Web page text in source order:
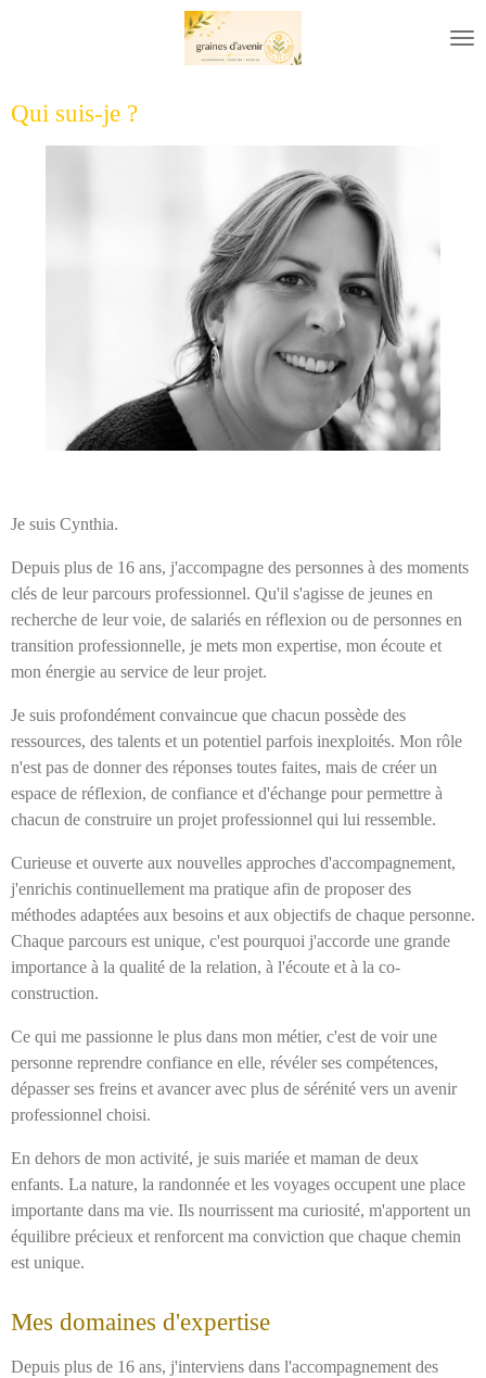
principal
Qui suis-je ?
Je suis Cynthia.
Depuis plus de 16 ans, j'accompagne des personnes à des moments
clés de leur parcours professionnel. Qu'il s'agisse de jeunes en
recherche de leur voie, de salariés en réflexion ou de personnes en
transition professionnelle, je mets mon expertise, mon écoute et
mon énergie au service de leur projet.
Je suis profondément convaincue que chacun possède des
ressources, des talents et un potentiel parfois inexploités. Mon rôle
n'est pas de donner des réponses toutes faites, mais de créer un
espace de réflexion, de confiance et d'échange pour permettre à
chacun de construire un projet professionnel qui lui ressemble.
Curieuse et ouverte aux nouvelles approches d'accompagnement,
j'enrichis continuellement ma pratique afin de proposer des
méthodes adaptées aux besoins et aux objectifs de chaque personne.
Chaque parcours est unique, c'est pourquoi j'accorde une grande
importance à la qualité de la relation, à l'écoute et à la co-
construction.
Ce qui me passionne le plus dans mon métier, c'est de voir une
personne reprendre confiance en elle, révéler ses compétences,
dépasser ses freins et avancer avec plus de sérénité vers un avenir
professionnel choisi.
En dehors de mon activité, je suis mariée et maman de deux
enfants. La nature, la randonnée et les voyages occupent une place
importante dans ma vie. Ils nourrissent ma curiosité, m'apportent un
équilibre précieux et renforcent ma conviction que chaque chemin
est unique.
Mes domaines d'expertise
Depuis plus de 16 ans, j'interviens dans l'accompagnement des